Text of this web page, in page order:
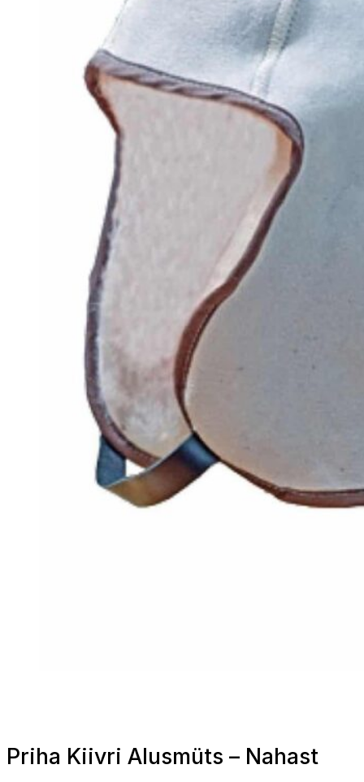
Priha Kiivri Alusmüts – Nahast